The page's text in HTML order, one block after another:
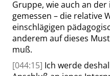
Gruppe, wie auch an
gemessen – die relative
einschlägigen
anderem auf dieses
muß.
[044:15] Ich werde